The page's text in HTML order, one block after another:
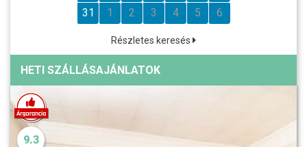
31 1 2 3 4 5 6
Részletes keresés
HETI SZÁLLÁSAJÁNLATOK
9.3